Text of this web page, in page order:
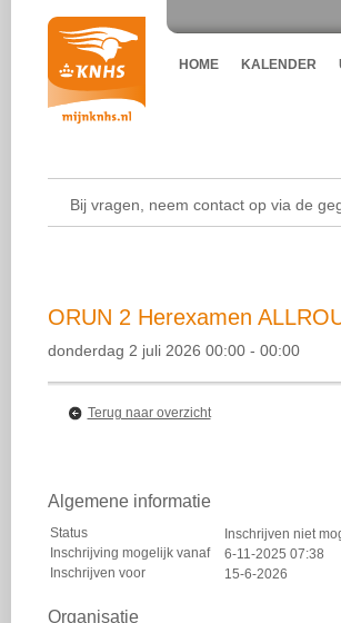
HOME KALENDER
Bij vragen, neem contact op via de
ORUN 2 Herexamen
donderdag 2 juli 2026 00:00 - 00:00
Terug naar overzicht
Algemene informatie
Status
Inschrijven niet
Inschrijving mogelijk vanaf
6-11-2025 07:38
Inschrijven voor
15-6-2026
Organisatie